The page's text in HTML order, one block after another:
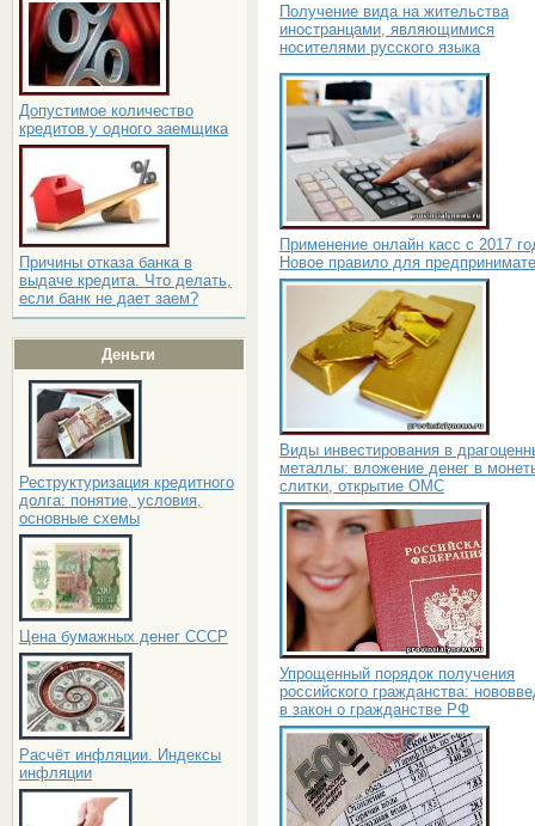
Допустимое количество
кредитов у одного заемщика
Причины отказа банка в
выдаче кредита. Что делать,
если банк не дает заем?
Деньги
Реструктуризация кредитного
долга: понятие, условия,
основные схемы
Цена бумажных денег СССР
Расчёт инфляции. Индексы
инфляции
Получение вида на жительства
иностранцами, являющимися
носителями русского языка
Применение онлайн касс с 2017
Новое правило для
Виды инвестирования в
металлы: вложение денег в
слитки, открытие ОМС
Упрощенный порядок получения
российского гражданства:
в закон о гражданстве РФ